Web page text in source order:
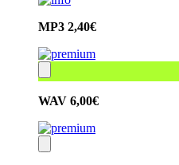
MP3 2,40€
WAV 6,00€